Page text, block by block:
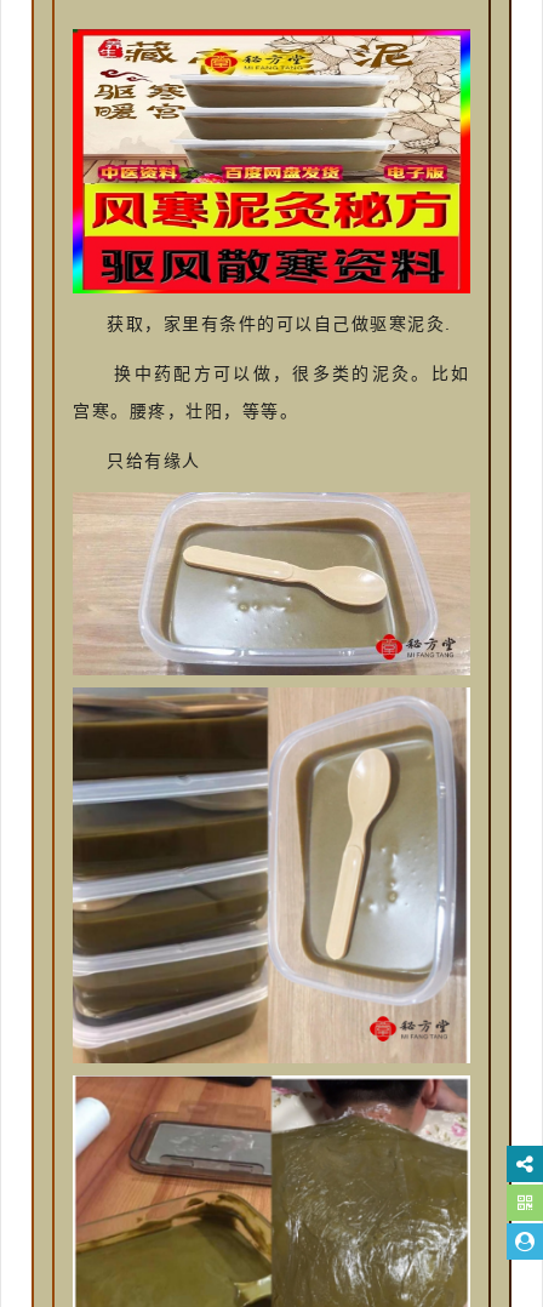
获取，家里有条件的可以自己做驱寒泥灸
换中药配方可以做，很多类的泥灸。比如
宫寒。腰疼，壮阳，等等。
只给有缘人